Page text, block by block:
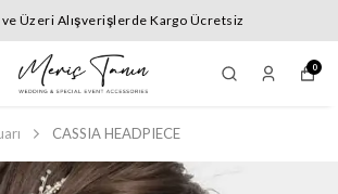
ve Üzeri Alışverişlerde Kargo Ücretsiz
0
CASSIA HEADPIECE